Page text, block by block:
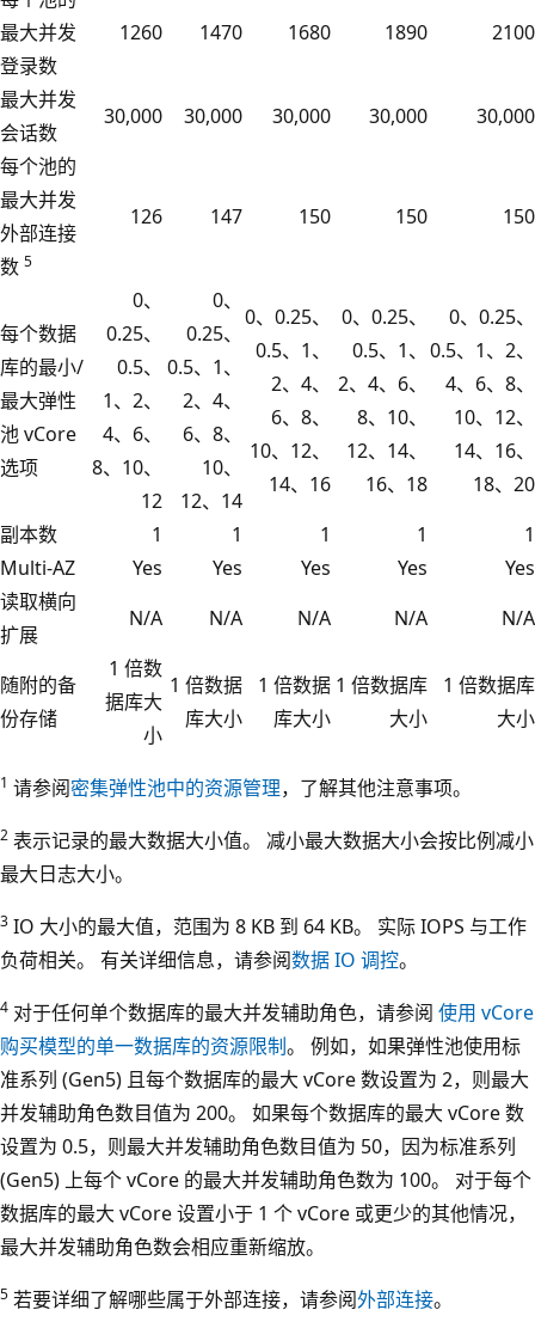
最大并发
登录数
1260 1470 1680 1890 2100
最大并发
会话数
30,000 30,000 30,000 30,000
30,000
每个池的
最大并发
外部连接
数 5
126 147 150 150 150
每个数据
库的最小/
最大弹性
池 vCore
选项
0、
0.25、
0.5、
1、2、
4、6、
8、10、
12
0、
0.25、
0.5、1、
2、4、
6、8、
10、
12、14
0、0.25、
0.5、1、
2、4、
6、8、
10、12、
14、16
0、0.25、
0.5、1、
2、4、6、
8、10、
12、14、
16、18
0、0.25、
0.5、1、2、
4、6、8、
10、12、
14、16、
18、20
副本数
1 1 1 1
1
Multi-AZ
Yes Yes Yes Yes
Yes
读取横向
扩展
N/A N/A N/A N/A N/A
随附的备
份存储
1 倍数
据库大
小
1 倍数据
库大小
1 倍数据
库大小
1 倍数据库
大小
1 倍数据库
大小
1 请参阅密集弹性池中的资源管理，了解其他注意事项。
2 表示记录的最大数据大小值。 减小最大数据大小会按比例减小
最大日志大小。
3 IO 大小的最大值，范围为 8 KB 到 64 KB。 实际 IOPS 与工作
负荷相关。 有关详细信息，请参阅数据 IO 调控。
4 对于任何单个数据库的最大并发辅助角色，请参阅 使用 vCore
购买模型的单一数据库的资源限制。 例如，如果弹性池使用标
准系列 (Gen5) 且每个数据库的最大 vCore 数设置为 2，则最大
并发辅助角色数目值为 200。 如果每个数据库的最大 vCore 数
设置为 0.5，则最大并发辅助角色数目值为 50，因为标准系列
(Gen5) 上每个 vCore 的最大并发辅助角色数为 100。 对于每个
数据库的最大 vCore 设置小于 1 个 vCore 或更少的其他情况，
最大并发辅助角色数会相应重新缩放。
5 若要详细了解哪些属于外部连接，请参阅外部连接。